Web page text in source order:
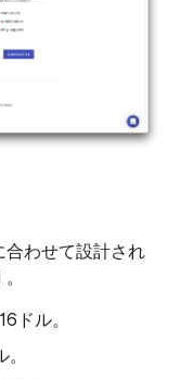
わせて設計され
ドル。